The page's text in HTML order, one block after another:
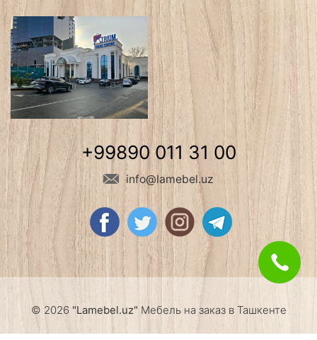
+99890 011 31 00
info@lamebel.uz
© 2026 "Lamebel.uz" Мебель на заказ в Ташкенте